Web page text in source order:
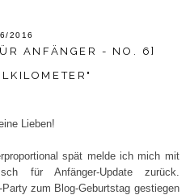
2016
ANFÄNGER - NO. 6]
Lieben!
spät melde ich mich mit
für Anfänger-Update zurück.
zum Blog-Geburtstag gestiegen